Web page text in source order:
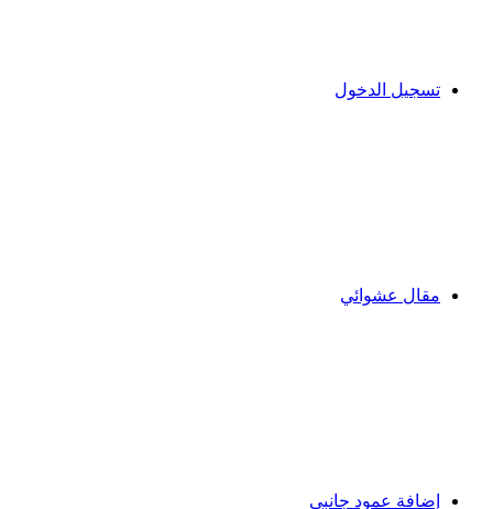
تسجيل الدخول
مقال عشوائي
إضافة عمود جانبي